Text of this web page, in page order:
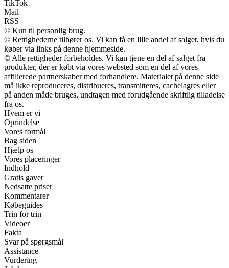
TikTok
Mail
RSS
© Kun til personlig brug.
© Rettighederne tilhører os. Vi kan få en lille andel af salget, hvis du
køber via links på denne hjemmeside.
© Alle rettigheder forbeholdes. Vi kan tjene en del af salget fra
produkter, der er købt via vores websted som en del af vores
affilierede partnerskaber med forhandlere. Materialet på denne side
må ikke reproduceres, distribueres, transmitteres, cachelagres eller
på anden måde bruges, undtagen med forudgående skriftlig tilladelse
fra os.
Hvem er vi
Oprindelse
Vores formål
Bag siden
Hjælp os
Vores placeringer
Indhold
Gratis gaver
Nedsatte priser
Kommentarer
Købeguides
Trin for trin
Videoer
Fakta
Svar på spørgsmål
Assistance
Vurdering